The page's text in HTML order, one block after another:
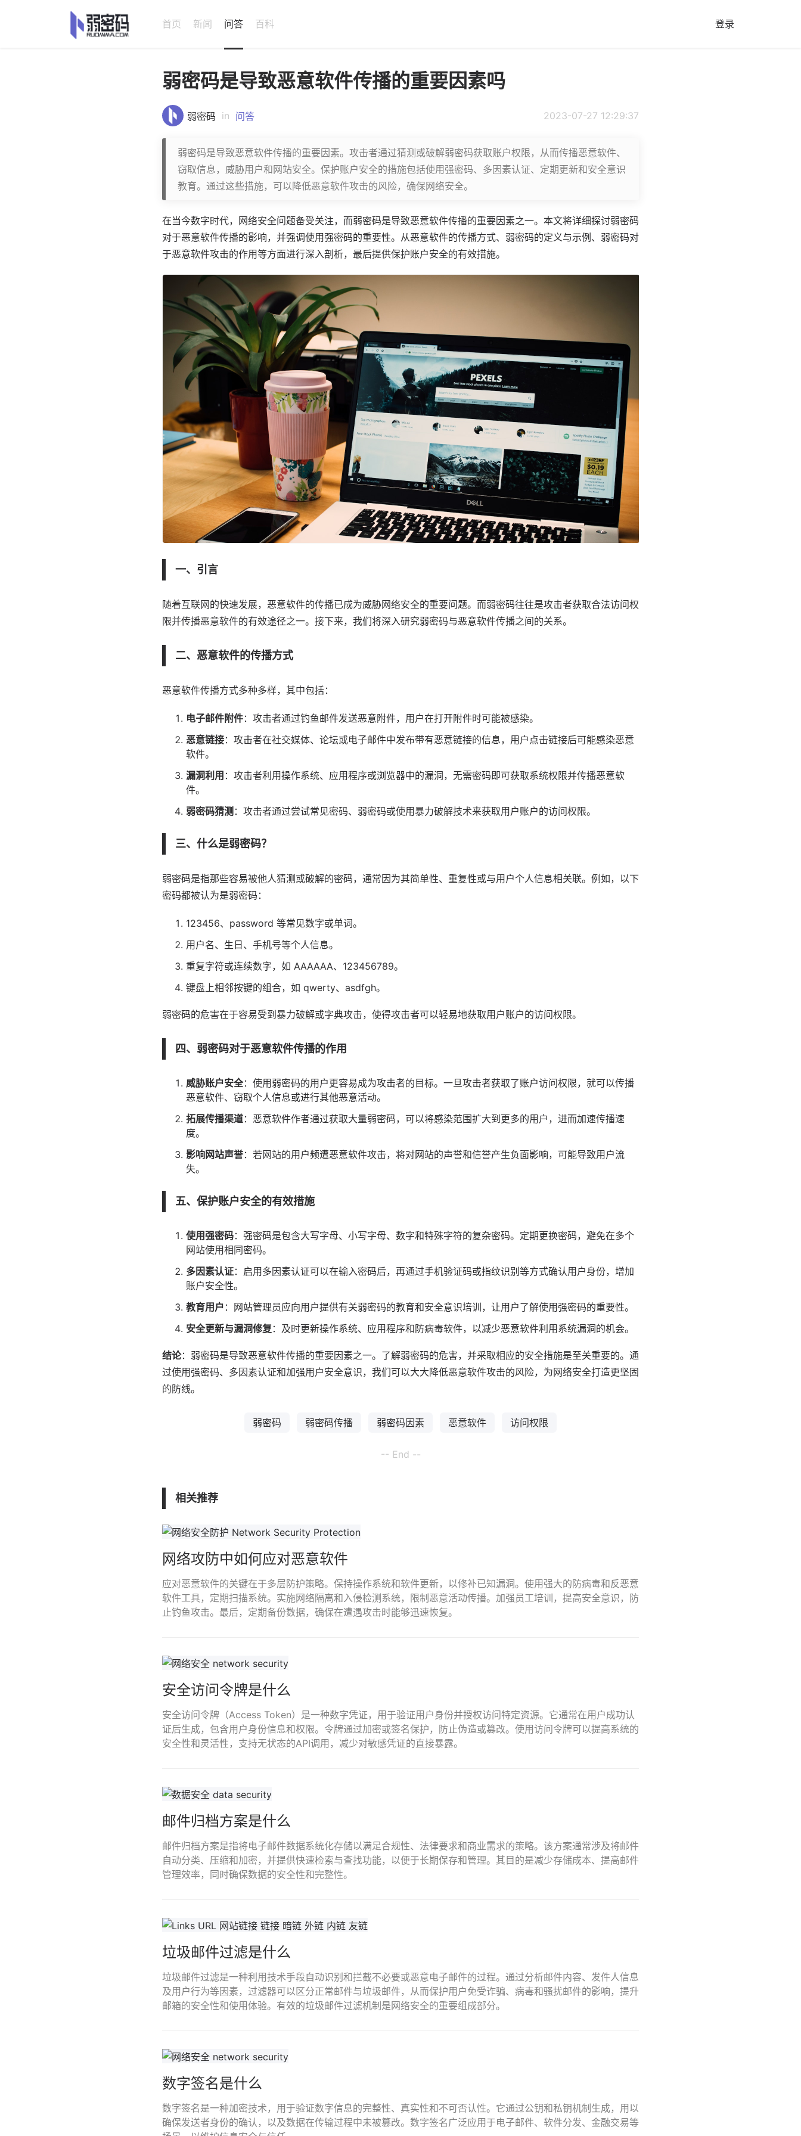
首页 新闻 问答 百科 登录
弱密码是导致恶意软件传播的重要因素吗
弱密码 in 问答 2023-07-27 12:29:37
弱密码是导致恶意软件传播的重要因素。攻击者通过猜测或破解弱密码获取账户权限，从而传播恶意软件、
窃取信息，威胁用户和网站安全。保护账户安全的措施包括使用强密码、多因素认证、定期更新和安全意识
教育。通过这些措施，可以降低恶意软件攻击的风险，确保网络安全。
在当今数字时代，网络安全问题备受关注，而弱密码是导致恶意软件传播的重要因素之一。本文将详细探讨弱密码
对于恶意软件传播的影响，并强调使用强密码的重要性。从恶意软件的传播方式、弱密码的定义与示例、弱密码对
于恶意软件攻击的作用等方面进行深入剖析，最后提供保护账户安全的有效措施。
一、引言
随着互联网的快速发展，恶意软件的传播已成为威胁网络安全的重要问题。而弱密码往往是攻击者获取合法访问权
限并传播恶意软件的有效途径之一。接下来，我们将深入研究弱密码与恶意软件传播之间的关系。
二、恶意软件的传播方式
恶意软件传播方式多种多样，其中包括：
电子邮件附件：攻击者通过钓鱼邮件发送恶意附件，用户在打开附件时可能被感染。
恶意链接：攻击者在社交媒体、论坛或电子邮件中发布带有恶意链接的信息，用户点击链接后可能感染恶意
软件。
漏洞利用 ：攻击者利用操作系统、 应用程序或浏览器中的漏洞，无需密码即可获取系统权限并传播恶意软
件。
弱密码猜测 ：攻击者通过尝试常见密码、弱密码或使用暴力破解技术来获取用户账户的访问权限。
三、什么是弱密码？
弱密码是指那些容易被他人猜测或破解的密码，通常因为其简单性、重复性或与用户个人信息相关联。例如，以下
密码都被认为是弱密码：
123456、password 等常见数字或单词。
用户名、生日、手机号等个人信息。
重复字符或连续数字，如 AAAAAA、123456789。
键盘上相邻按键的组合，如 qwerty、asdfgh。
弱密码的危害在于容易受到暴力破解或字典攻击，使得攻击者可以轻易地获取用户账户的访问权限。
四、弱密码对于恶意软件传播的作用
威胁账户安全：使用弱密码的用户更容易成为攻击者的目标。一旦攻击者获取了账户访问权限，就可以传播
恶意软件、窃取个人信息或进行其他恶意活动。
拓展传播渠道：恶意软件作者通过获取大量弱密码，可以将感染范围扩大到更多的用户，进而加速传播速
度。
影响网站声誉：若网站的用户频遭恶意软件攻击，将对网站的声誉和信誉产生负面影响，可能导致用户流
失。
五、保护账户安全的有效措施
使用强密码：强密码是包含大写字母、小写字母、数字和特殊字符的复杂密码。定期更换密码，避免在多个
网站使用相同密码。
多因素认证：启用多因素认证可以在输入密码后，再通过手机验证码或指纹识别等方式确认用户身份，增加
账户安全性。
教育用户 ：网站管理员应向用户提供有关弱密码的教育和安全意识培训，让用户了解使用强密码的重要性。
安全更新与漏洞修复 ：及时更新操作系统、应用程序和防病毒软件，以减少恶意软件利用系统漏洞的机会。
结论：弱密码是导致恶意软件传播的重要因素之一。了解弱密码的危害，并采取相应的安全措施是至关重要的。通
过使用强密码、多因素认证和加强用户安全意识，我们可以大大降低恶意软件攻击的风险，为网络安全打造更坚固
的防线。
弱密码 弱密码传播 弱密码因素 恶意软件 访问权限
-- End --
相关推荐
网络攻防中如何应对恶意软件
应对恶意软件的关键在于多层防护策略。保持操作系统和软件更新，以修补已知漏洞。使用强大的防病毒和反恶意
软件工具，定期扫描系统。实施网络隔离和入侵检测系统，限制恶意活动传播。加强员工培训，提高安全意识，防
止钓鱼攻击。最后，定期备份数据，确保在遭遇攻击时能够迅速恢复。
安全访问令牌是什么
安全访问令牌（Access Token）是一种数字凭证，用于验证用户身份并授权访问特定资源。它通常在用户成功认
证后生成，包含用户身份信息和权限。令牌通过加密或签名保护，防止伪造或篡改。使用访问令牌可以提高系统的
安全性和灵活性，支持无状态的API调用，减少对敏感凭证的直接暴露。
邮件归档方案是什么
邮件归档方案是指将电子邮件数据系统化存储以满足合规性、法律要求和商业需求的策略。该方案通常涉及将邮件
自动分类、压缩和加密，并提供快速检索与查找功能，以便于长期保存和管理。其目的是减少存储成本、提高邮件
管理效率，同时确保数据的安全性和完整性。
垃圾邮件过滤是什么
垃圾邮件过滤是一种利用技术手段自动识别和拦截不必要或恶意电子邮件的过程。通过分析邮件内容、发件人信息
及用户行为等因素，过滤器可以区分正常邮件与垃圾邮件，从而保护用户免受诈骗、病毒和骚扰邮件的影响，提升
邮箱的安全性和使用体验。有效的垃圾邮件过滤机制是网络安全的重要组成部分。
数字签名是什么
数字签名是一种加密技术，用于验证数字信息的完整性、真实性和不可否认性。它通过公钥和私钥机制生成，用以
确保发送者身份的确认，以及数据在传输过程中未被篡改。数字签名广泛应用于电子邮件、软件分发、金融交易等